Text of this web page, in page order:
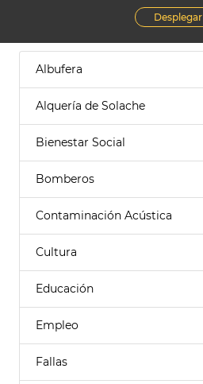
Desplegar
Albufera
Alquería de Solache
Bienestar Social
Bomberos
Contaminación Acústica
Cultura
Educación
Empleo
Fallas